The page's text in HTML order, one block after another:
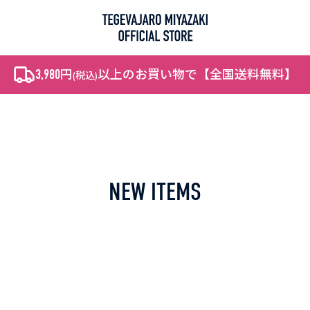
3,980円(税込)以上のお買い物で【全国送料無料】
PICK UP
NEW ITEMS